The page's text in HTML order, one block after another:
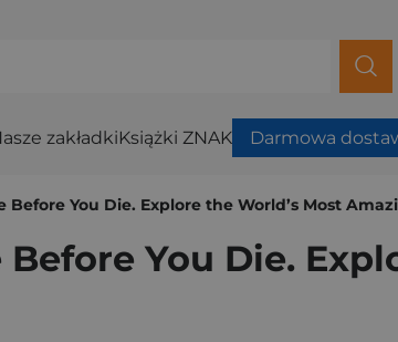
zakładkiKsiążki ZNAK Darmowa
Before You Die. Explore the World’s Most
You Die.